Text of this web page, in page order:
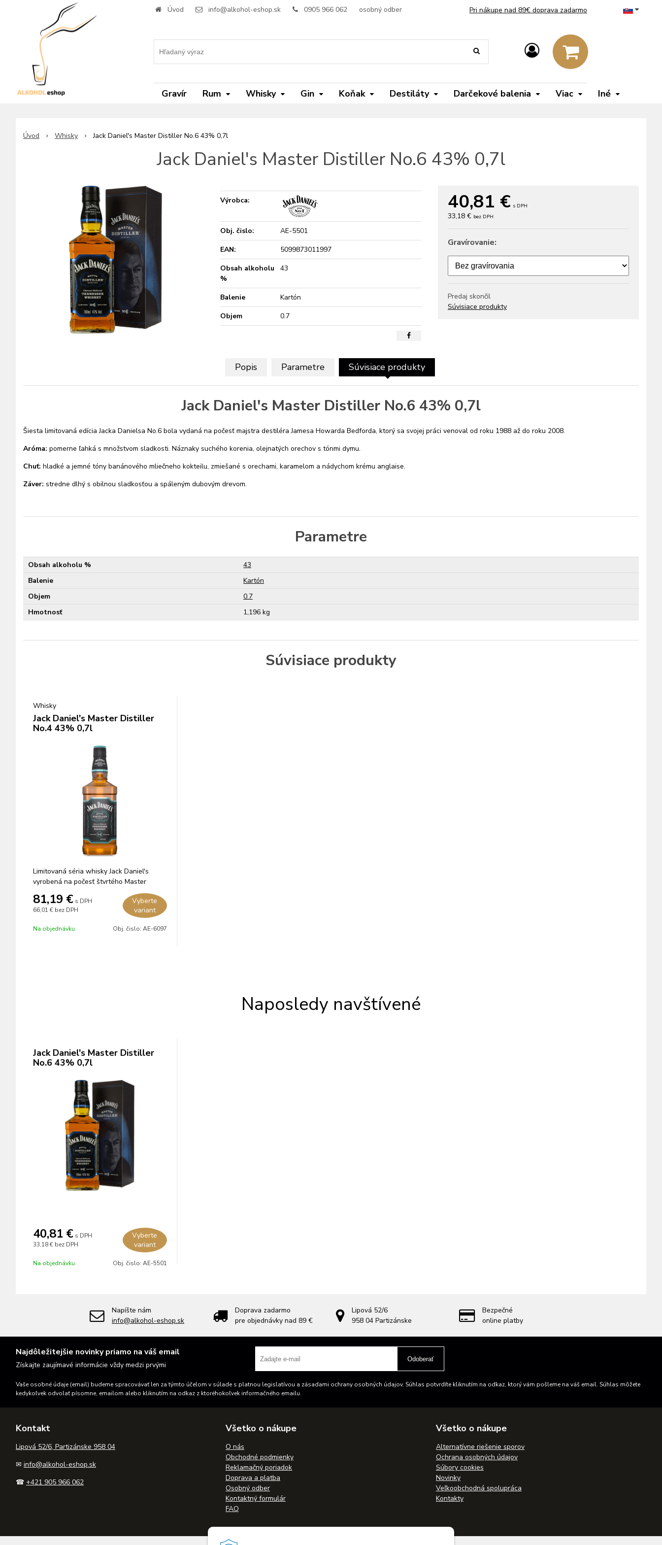
Úvod info@alkohol-eshop.sk 0905 966 062 osobný odber Pri nákupe nad 89€ doprava zadarmo
Gravír Rum Whisky Gin Koňak Destiláty Darčekové balenia Viac Iné
Úvod Whisky Jack Daniel's Master Distiller No.6 43% 0,7l
Jack Daniel's Master Distiller No.6 43% 0,7l
40,81 € s DPH
33,18 € bez DPH
Gravírovanie:
Predaj skončil
Súvisiace produkty
Výrobca:
Obj. čislo:
AE-5501
EAN:
5099873011997
Obsah alkoholu
%
43
Balenie
Kartón
Objem
0.7
Popis Parametre Súvisiace produkty
Jack Daniel's Master Distiller No.6 43% 0,7l
Šiesta limitovaná edícia Jacka Danielsa No.6 bola vydaná na počesť majstra destiléra Jamesa Howarda Bedforda, ktorý sa svojej práci venoval od roku 1988 až do roku 2008.
Aróma: pomerne ľahká s množstvom sladkosti. Náznaky suchého korenia, olejnatých orechov s tónmi dymu.
Chuť: hladké a jemné tóny banánového mliečneho kokteilu, zmiešané s orechami, karamelom a nádychom krému anglaise.
Záver: stredne dlhý s obilnou sladkosťou a spáleným dubovým drevom.
Parametre
Obsah alkoholu %
43
Balenie
Kartón
Objem
0.7
Hmotnosť
1,196 kg
Súvisiace produkty
Whisky
Jack Daniel's Master Distiller
No.4 43% 0,7l
Limitovaná séria whisky Jack Daniel's
vyrobená na počesť štvrtého Master
81,19 € s DPH
66,01 € bez DPH
Vyberte
variant
Na objednávku Obj. čislo: AE-6097
Naposledy navštívené
Jack Daniel's Master Distiller
No.6 43% 0,7l
40,81 € s DPH
33,18 € bez DPH
Vyberte
variant
Na objednávku Obj. čislo: AE-5501
Napíšte nám
info@alkohol-eshop.sk
Doprava zadarmo
pre objednávky nad 89 €
Lipová 52/6
958 04 Partizánske
Bezpečné
online platby
Najdôležitejšie novinky priamo na váš email
Získajte zaujímavé informácie vždy medzi prvými
Odoberať
Vaše osobné údaje (email) budeme spracovávať len za týmto účelom v súlade s platnou legislatívou a zásadami ochrany osobných údajov. Súhlas potvrdíte kliknutím na odkaz, ktorý vám pošleme na váš email. Súhlas môžete
kedykoľvek odvolať písomne, emailom alebo kliknutím na odkaz z ktoréhokoľvek informačného emailu.
Kontakt
Lipová 52/6, Partizánske 958 04
✉ info@alkohol-eshop.sk
☎ +421 905 966 062
Všetko o nákupe
O nás
Obchodné podmienky
Reklamačný poriadok
Doprava a platba
Osobný odber
Kontaktný formulár
FAQ
Všetko o nákupe
Alternatívne riešenie sporov
Ochrana osobných údajov
Súbory cookies
Novinky
Veľkoobchodná spolupráca
Kontakty